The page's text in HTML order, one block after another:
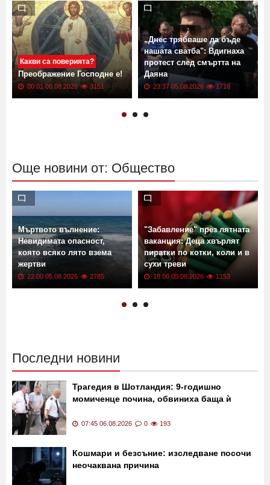
Какви са поверията?
Преображение Господне е!
00:01 06.08.2026 3151
„Днес трябваше да бъде
нашата сватба": Вдигнаха
протест след смъртта на
Даяна
23:37 05.08.2026 1716
Още новини от: Общество
Мъртвото вълнение:
Невидимата опасност,
която всяко лято взема
жертви
22:00 05.08.2026 2785
"Забавление" през лятната
ваканция: Деца хвърлят
пиратки по котки, коли и в
сухи треви
18:00 05.08.2026 1153
Последни новини
Трагедия в Шотландия: 9-годишно
момиченце почина, обвиниха баща ѝ
07:45 06.08.2026 0 193
Кошмари и безсъние: изследване посочи
неочаквана причина